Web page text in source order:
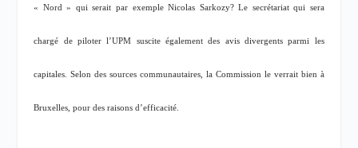
« Nord » qui serait par exemple Nicolas Sarkozy? Le secrétariat qui sera
chargé de piloter l’UPM suscite également des avis divergents parmi les
capitales. Selon des sources communautaires, la Commission le verrait bien à
Bruxelles, pour des raisons d’efficacité.